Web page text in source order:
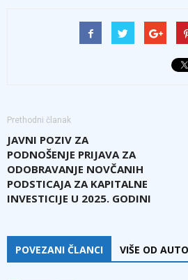
Prethodni članak
JAVNI POZIV ZA
PODNOŠENJE PRIJAVA ZA
ODOBRAVANJE NOVČANIH
PODSTICAJA ZA KAPITALNE
INVESTICIJE U 2025. GODINI
POVEZANI ČLANCI VIŠE OD